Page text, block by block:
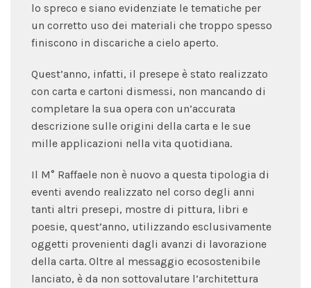
lo spreco e siano evidenziate le tematiche per
un corretto uso dei materiali che troppo spesso
finiscono in discariche a cielo aperto.
Quest’anno, infatti, il presepe è stato realizzato
con carta e cartoni dismessi, non mancando di
completare la sua opera con un’accurata
descrizione sulle origini della carta e le sue
mille applicazioni nella vita quotidiana.
Il M° Raffaele non è nuovo a questa tipologia di
eventi avendo realizzato nel corso degli anni
tanti altri presepi, mostre di pittura, libri e
poesie, quest’anno, utilizzando esclusivamente
oggetti provenienti dagli avanzi di lavorazione
della carta. Oltre al messaggio ecosostenibile
lanciato, è da non sottovalutare l’architettura